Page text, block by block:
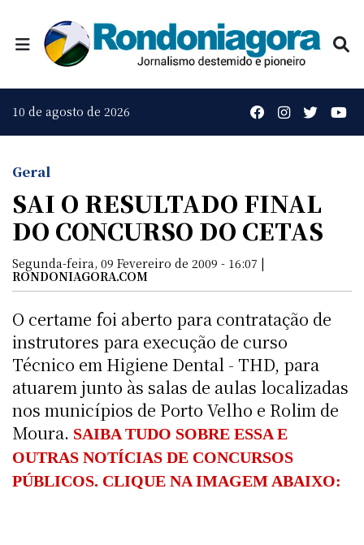
10 de agosto de 2026
Geral
SAI O RESULTADO FINAL
DO CONCURSO DO CETAS
Segunda-feira, 09 Fevereiro de 2009 - 16:07 |
RONDONIAGORA.COM
O certame foi aberto para contratação de
instrutores para execução de curso
Técnico em Higiene Dental - THD, para
atuarem junto às salas de aulas localizadas
nos municípios de Porto Velho e Rolim de
Moura. SAIBA TUDO SOBRE ESSA E
OUTRAS NOTÍCIAS DE CONCURSOS
PÚBLICOS. CLIQUE NA IMAGEM ABAIXO: